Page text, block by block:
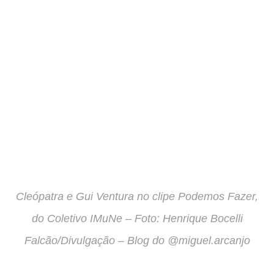
Cleópatra e Gui Ventura no clipe Podemos Fazer,
do Coletivo IMuNe – Foto: Henrique Bocelli
Falcão/Divulgação – Blog do @miguel.arcanjo